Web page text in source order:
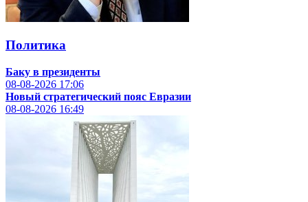
Политика
Баку в президенты
08-08-2026 17:06
Новый стратегический пояс Евразии
08-08-2026 16:49